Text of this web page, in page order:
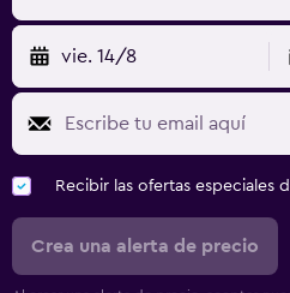
vie. 14/8
Recibir las ofertas especiales
Crea una alerta de precio